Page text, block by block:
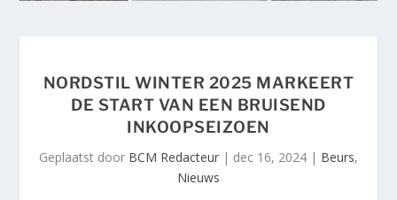
NORDSTIL WINTER 2025 MARKEERT
DE START VAN EEN BRUISEND
INKOOPSEIZOEN
Geplaatst door BCM Redacteur | dec 16, 2024 | Beurs,
Nieuws